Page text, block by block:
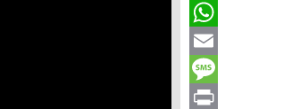
Tumblr
WhatsApp
Email
Message